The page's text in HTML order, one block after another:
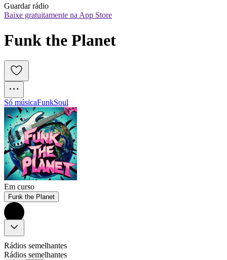
Guardar rádio
Baixe gratuitamente na App Store
Funk the Planet
Só músicaFunkSoul
Em curso
Funk the Planet
Rádios semelhantes
Rádios semelhantes